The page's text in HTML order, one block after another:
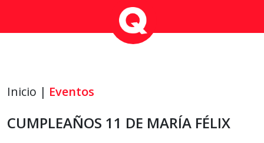
Inicio | Eventos
CUMPLEAÑOS 11 DE MARÍA FÉLIX